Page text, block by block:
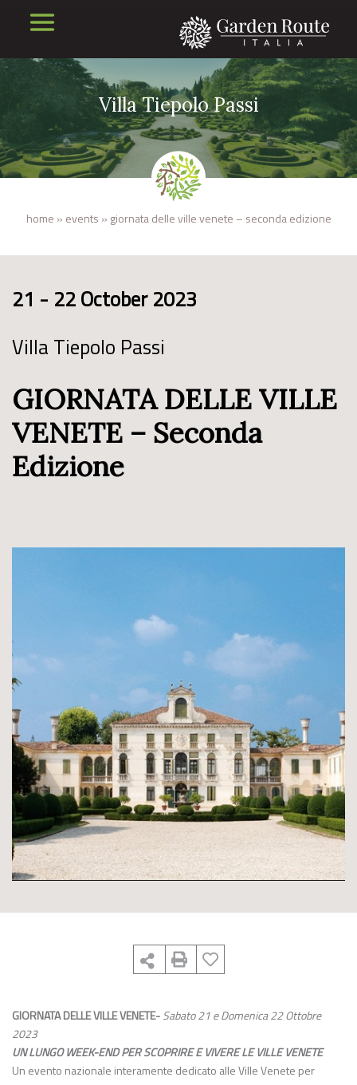
Villa Tiepolo Passi
home » events » giornata delle ville venete – seconda edizione
21 - 22 October 2023
Villa Tiepolo Passi
GIORNATA DELLE VILLE
VENETE – Seconda
Edizione
GIORNATA DELLE VILLE VENETE-Sabato 21 e Domenica 22 Ottobre
2023
UN LUNGO WEEK-END PER SCOPRIRE E VIVERE LE VILLE VENETE
Un evento nazionale interamente dedicato alle Ville Venete per